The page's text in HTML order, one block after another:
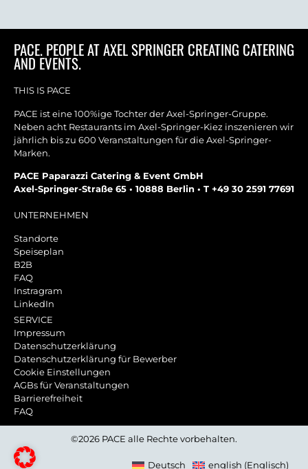
PACE. PEOPLE AT AXEL SPRINGER CREATING CATERING
AND EVENTS.
THIS IS PACE
PACE ist eine 100%ige Tochter der Axel-Springer-Gruppe.
Neben acht Restaurants im Axel-Springer-Kiez inszenieren wir
jährlich bis zu 600 Veranstaltungen für die Axel-Springer-
Marken.
PACE Paparazzi Catering & Event GmbH
Axel-Springer-Straße 65 • 10888 Berlin • T +49 30 2591 77691
UNTERNEHMEN
Standorte
Speiseplan
B2B
FAQ
Instragram
LinkedIn
SERVICE
Impressum
Datenschutzerklärung
Datenschutzerklärung für Bewerber
Cookie Einstellungen
AGBs für Veranstaltungen
Barrierefreiheit
FAQ
©2026 PACE alle Rechte vorbehalten.
Deutsch english (Englisch)